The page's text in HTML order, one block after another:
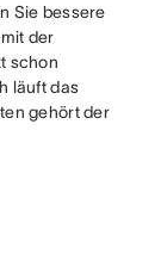
Sie bessere
der
schon
läuft das
gehört der